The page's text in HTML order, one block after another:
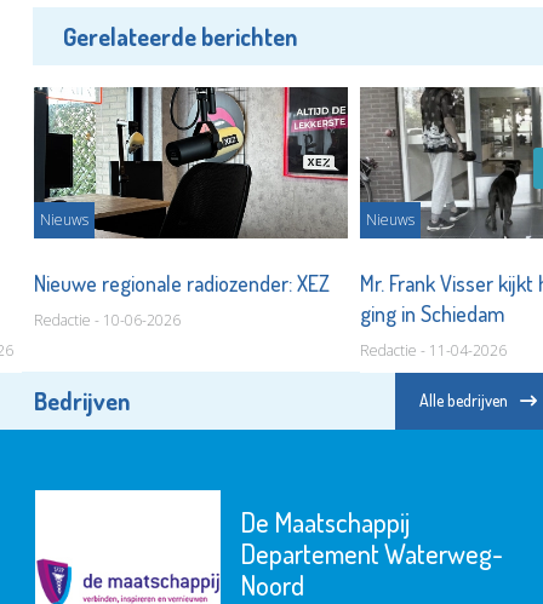
Gerelateerde berichten
Nieuws
Nieuwe regionale radiozender: XEZ
Redactie - 10-06-2026
Nieuws
Mr. Frank Visser
ging in Schiedam
Redactie - 11-04-2026
Bedrijven Alle bedrijven
De Maatschappij
Departement Waterweg-
Noord